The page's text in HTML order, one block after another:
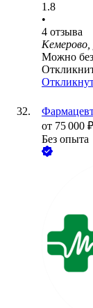
1.8
•
4 отзыва
Можно
от 75 000 ₽
Без опыта